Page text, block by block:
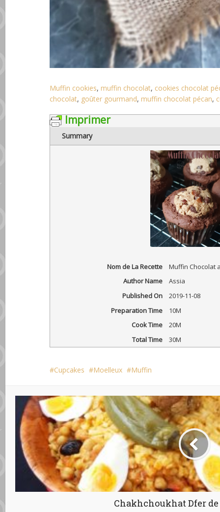
Muffin cookies,muffin chocolat, cookies chocolat
chocolat, goûter gourmand,muffin chocolat pécan,
Imprimer
Summary
Nom de La Recette
Muffin Chocolat
Author Name
Assia
Published On
2019-11-08
Preparation Time
10M
Cook Time
20M
Total Time
30M
Cupcakes Moelleux Muffin
Chakhchoukhat Dfer